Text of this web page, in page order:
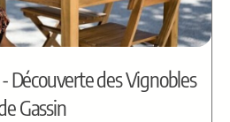
Découverte des Vignobles
Gassin